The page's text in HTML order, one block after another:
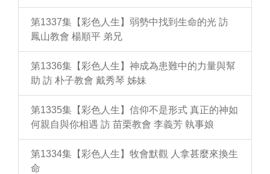
第1337集【彩色人生】弱勢中找到生命的光 訪
鳳山教會 楊順平 弟兄
第1336集【彩色人生】神成為患難中的力量與幫
助 訪 朴子教會 戴秀琴 姊妹
第1335集【彩色人生】信仰不是形式 真正的神如
何親自與你相遇 訪 苗栗教會 李義芳 執事娘
第1334集【彩色人生】牧會默觀 人拿甚麼來換生
命